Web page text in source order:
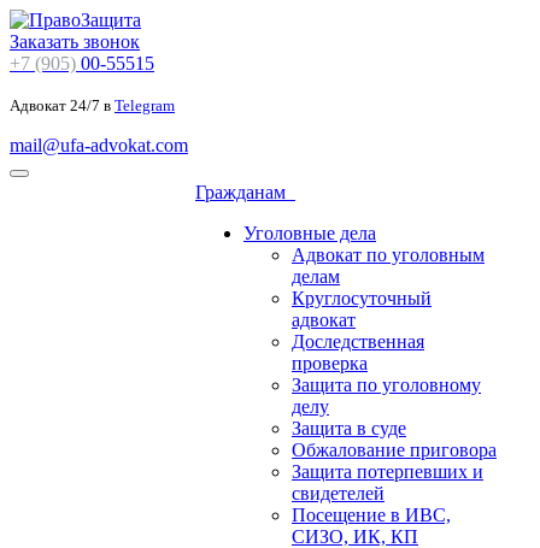
Заказать звонок
+7 (905) 00-55515
Адвокат 24/7 в Telegram
mail@ufa-advokat.com
Гражданам
Уголовные дела
Адвокат по уголовным
делам
Круглосуточный
адвокат
Доследственная
проверка
Защита по уголовному
делу
Защита в суде
Обжалование приговора
Защита потерпевших и
свидетелей
Посещение в ИВС,
СИЗО, ИК, КП